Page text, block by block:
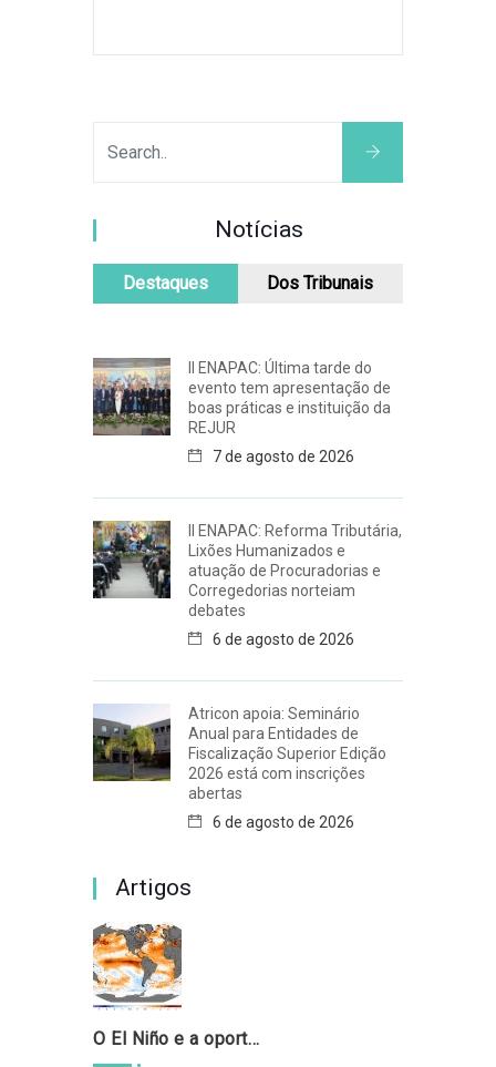
Notícias
Destaques Dos Tribunais
II ENAPAC: Última tarde do
evento tem apresentação de
boas práticas e instituição da
REJUR
7 de agosto de 2026
II ENAPAC: Reforma Tributária,
Lixões Humanizados e
atuação de Procuradorias e
Corregedorias norteiam
debates
6 de agosto de 2026
Atricon apoia: Seminário
Anual para Entidades de
Fiscalização Superior Edição
2026 está com inscrições
abertas
6 de agosto de 2026
Artigos
O El Niño e a oportunidade de fortalecer o controle externo das políticas climáticas